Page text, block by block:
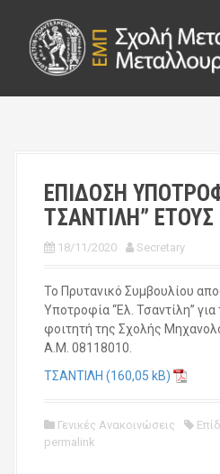
ΕΠΙΔΟΣΗ
ΤΣΑΝΤΙΛΗ” ΕΤΟΥΣ
18/11/2020 Secretary
Το Πρυτανικό Συμβουλίου
Υποτροφία “Ελ. Τσαντίλη”
φοιτητή της Σχολής
Α.Μ. 08118010.
ΤΣΑΝΤΙΛΗ
Γενικές Ανακοινώσεις
permalink